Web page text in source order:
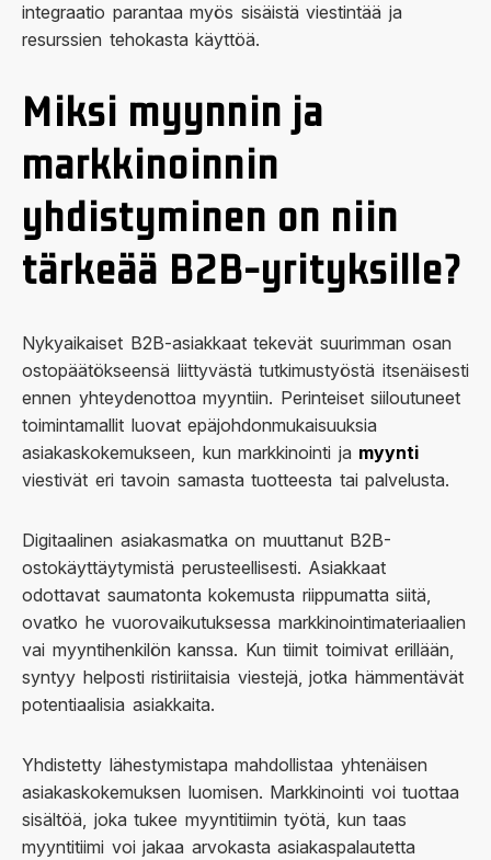
integraatio parantaa myös sisäistä viestintää ja
resurssien tehokasta käyttöä.
Miksi myynnin ja
markkinoinnin
yhdistyminen on niin
tärkeää B2B-yrityksille?
Nykyaikaiset B2B-asiakkaat tekevät suurimman osan
ostopäätökseensä liittyvästä tutkimustyöstä itsenäisesti
ennen yhteydenottoa myyntiin. Perinteiset siiloutuneet
toimintamallit luovat epäjohdonmukaisuuksia
asiakaskokemukseen, kun markkinointi ja myynti
viestivät eri tavoin samasta tuotteesta tai palvelusta.
Digitaalinen asiakasmatka on muuttanut B2B-
ostokäyttäytymistä perusteellisesti. Asiakkaat
odottavat saumatonta kokemusta riippumatta siitä,
ovatko he vuorovaikutuksessa markkinointimateriaalien
vai myyntihenkilön kanssa. Kun tiimit toimivat erillään,
syntyy helposti ristiriitaisia viestejä, jotka hämmentävät
potentiaalisia asiakkaita.
Yhdistetty lähestymistapa mahdollistaa yhtenäisen
asiakaskokemuksen luomisen. Markkinointi voi tuottaa
sisältöä, joka tukee myyntitiimin työtä, kun taas
myyntitiimi voi jakaa arvokasta asiakaspalautetta